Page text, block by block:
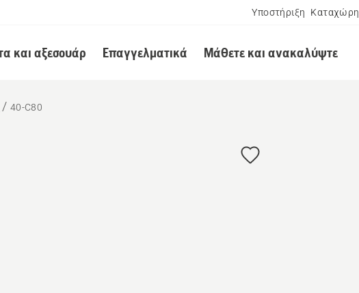
Υποστήριξη
και αξεσουάρ Επαγγελματικά Μάθετε και ανακαλύψτε
40-C80